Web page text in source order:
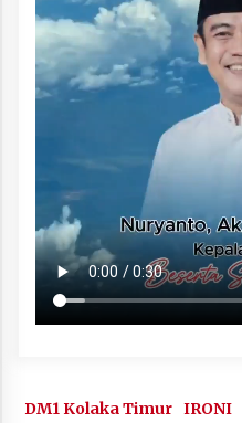
DM1 Kolaka Timur IRONI